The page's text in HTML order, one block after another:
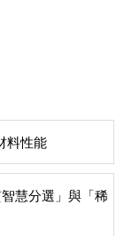
料性能
慧分選」與「稀